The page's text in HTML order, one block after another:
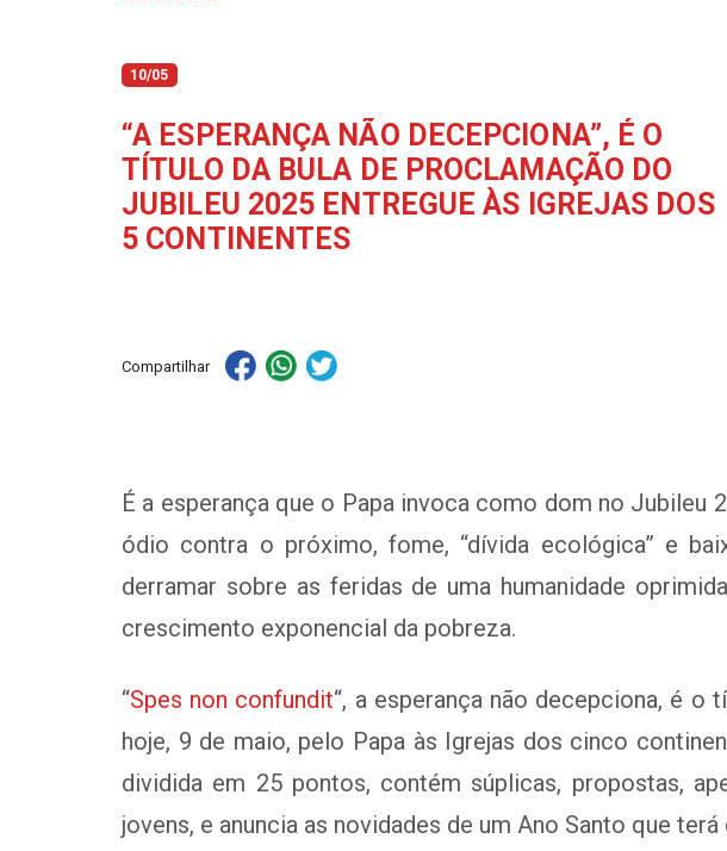
10/05
“A ESPERANÇA NÃO DECEPCIONA”, É O
TÍTULO DA BULA DE PROCLAMAÇÃO DO
JUBILEU 2025 ENTREGUE ÀS IGREJAS DOS
5 CONTINENTES
Compartilhar
É a esperança que o Papa invoca como dom no
ódio contra o próximo, fome, “dívida ecológica” e
derramar sobre as feridas de uma humanidade
crescimento exponencial da pobreza.
“Spes non confundit“, a esperança não decepciona, é o
hoje, 9 de maio, pelo Papa às Igrejas dos cinco
dividida em 25 pontos, contém súplicas, propostas,
jovens, e anuncia as novidades de um Ano Santo que